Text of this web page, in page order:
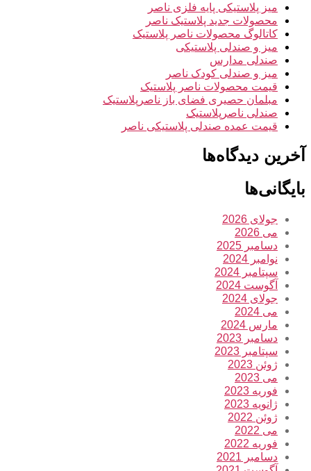
میز پلاستیکی پایه فلزی ناصر
محصولات جدید پلاستیک ناصر
کاتالوگ محصولات ناصر پلاستیک
میز و صندلی پلاستیکی
صندلی مدارس
میز و صندلی کودک ناصر
قیمت محصولات ناصر پلاستیک
مبلمان حصیری فضای باز ناصرپلاستیک
صندلی ناصرپلاستیک
قیمت عمده صندلی پلاستیکی ناصر
آخرین دیدگاه‌ها
بایگانی‌ها
جولای 2026
می 2026
دسامبر 2025
نوامبر 2024
سپتامبر 2024
آگوست 2024
جولای 2024
می 2024
مارس 2024
دسامبر 2023
سپتامبر 2023
ژوئن 2023
می 2023
فوریه 2023
ژانویه 2023
ژوئن 2022
می 2022
فوریه 2022
دسامبر 2021